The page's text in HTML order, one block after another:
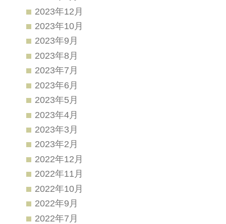
2023年12月
2023年10月
2023年9月
2023年8月
2023年7月
2023年6月
2023年5月
2023年4月
2023年3月
2023年2月
2022年12月
2022年11月
2022年10月
2022年9月
2022年7月